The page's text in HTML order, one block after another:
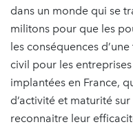
dans un monde qui se
militons pour que les
les conséquences
civil pour les
implantées en France,
d’activité et maturité
reconnaitre leur